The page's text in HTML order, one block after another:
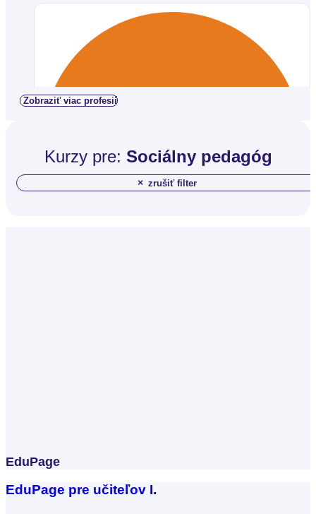
Zobraziť viac profesií
Kurzy pre: Sociálny pedagóg
× zrušiť filter
EduPage
EduPage pre učiteľov I.